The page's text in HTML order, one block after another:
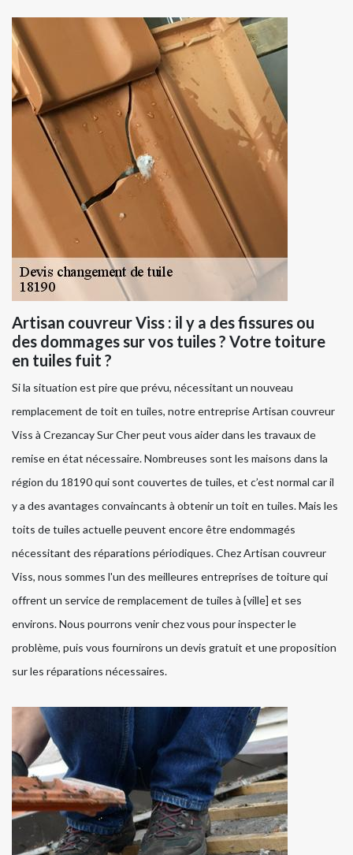
Artisan couvreur Viss : il y a des fissures ou
des dommages sur vos tuiles ? Votre toiture
en tuiles fuit ?
Si la situation est pire que prévu, nécessitant un nouveau
remplacement de toit en tuiles, notre entreprise Artisan couvreur
Viss à Crezancay Sur Cher peut vous aider dans les travaux de
remise en état nécessaire. Nombreuses sont les maisons dans la
région du 18190 qui sont couvertes de tuiles, et c’est normal car il
y a des avantages convaincants à obtenir un toit en tuiles. Mais les
toits de tuiles actuelle peuvent encore être endommagés
nécessitant des réparations périodiques. Chez Artisan couvreur
Viss, nous sommes l'un des meilleures entreprises de toiture qui
offrent un service de remplacement de tuiles à {ville] et ses
environs. Nous pourrons venir chez vous pour inspecter le
problème, puis vous fournirons un devis gratuit et une proposition
sur les réparations nécessaires.